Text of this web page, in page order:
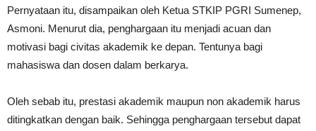
Pernyataan itu, disampaikan oleh Ketua STKIP PGRI Sumenep,
Asmoni. Menurut dia, penghargaan itu menjadi acuan dan
motivasi bagi civitas akademik ke depan. Tentunya bagi
mahasiswa dan dosen dalam berkarya.
Oleh sebab itu, prestasi akademik maupun non akademik harus
ditingkatkan dengan baik. Sehingga penghargaan tersebut dapat